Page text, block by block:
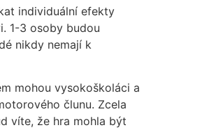
individuální efekty
1-3 osoby budou
nikdy nemají k
mohou vysokoškoláci a
člunu. Zcela
víte, že hra mohla být